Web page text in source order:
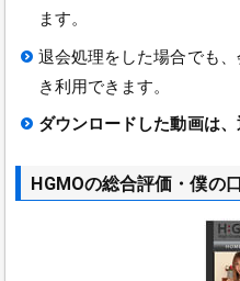
ます。
退会処理をした場合でも
き利用できます。
ダウンロードした動画は
HGMOの総合評価・僕の